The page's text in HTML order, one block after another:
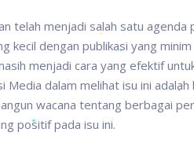
telah menjadi salah satu
kecil dengan publikasi yang
menjadi cara yang efektif
Media dalam melihat isu ini
wacana tentang berbagai
positif pada isu ini.